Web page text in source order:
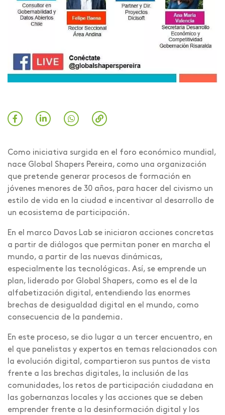
Como iniciativa surgida en el foro económico mundial,
nace Global Shapers Pereira, como una organización
que pretende generar procesos de formación en
jóvenes menores de 30 años, para hacer del civismo un
estilo de vida en la ciudad e incentivar al desarrollo de
un ecosistema de participación.
En el marco Davos Lab se iniciaron acciones concretas
a partir de diálogos que permitan poner en marcha el
mundo, a partir de las nuevas dinámicas,
especialmente las tecnológicas. Así, se emprende un
plan, liderado por Global Shapers, como es el de la
alfabetización digital, entendiendo las enormes
brechas de desigualdad digital en el mundo, como
consecuencia de la pandemia.
En este proceso, se dio lugar a un tercer encuentro, en
el que panelistas y expertos en temas relacionados con
la evolución digital, compartieron sus puntos de vista
frente a las brechas digitales, la inclusión de las
comunidades, los retos de participación ciudadana en
las gobernanzas locales y las acciones que se deben
emprender frente a la desinformación digital y los